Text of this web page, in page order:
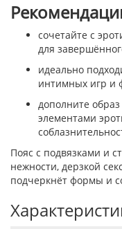
сочетайте с
для
идеально
интимных игр и
дополните
элементами
Пояс с подвязками и
нежности, дерзкой
подчеркнёт формы и